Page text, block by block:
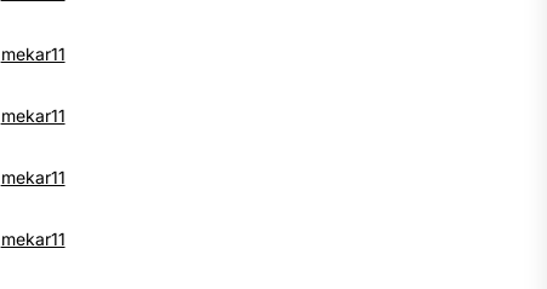
mekar11
mekar11
mekar11
mekar11